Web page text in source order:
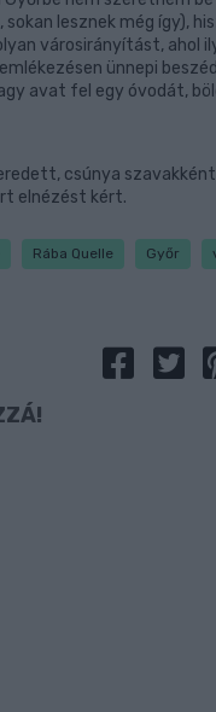
sokan lesznek még így),
városirányítást, ahol
ünnepi
avat fel egy óvodát,
csúnya
elnézést kért.
Rába Quelle Győr